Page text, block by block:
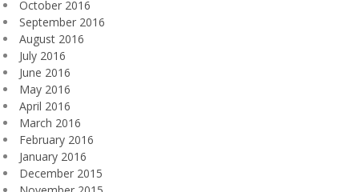
October 2016
September 2016
August 2016
July 2016
June 2016
May 2016
April 2016
March 2016
February 2016
January 2016
December 2015